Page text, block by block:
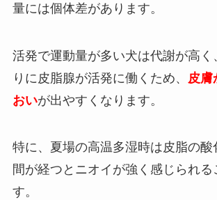
量には個体差があります。
活発で運動量が多い犬は代謝が高く
りに皮脂腺が活発に働くため、
皮膚
おいが出やすくなります。
特に、夏場の高温多湿時は皮脂の酸
間が経つとニオイが強く感じられる
す。